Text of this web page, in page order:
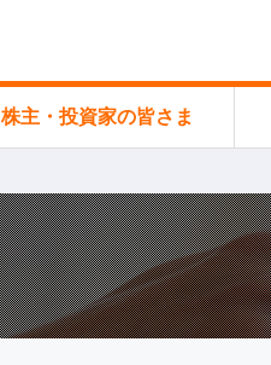
株主・投資家の皆さま